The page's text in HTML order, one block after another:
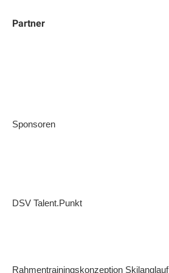
Partner
Sponsoren
DSV Talent.Punkt
Rahmentrainingskonzeption Skilanglauf